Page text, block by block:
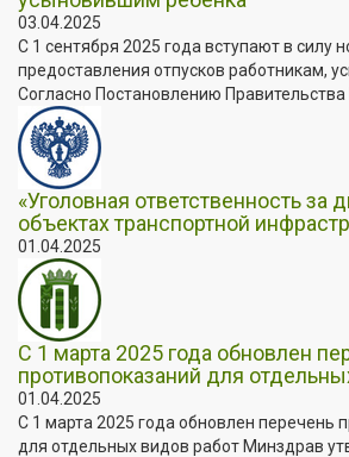
03.04.2025
С 1 сентября 2025 года вступают в силу
предоставления отпусков работникам,
Согласно Постановлению Правительства
«Уголовная ответственность за
объектах транспортной
01.04.2025
С 1 марта 2025 года обновлен
противопоказаний для
01.04.2025
С 1 марта 2025 года обновлен перечень
для отдельных видов работ Минздрав